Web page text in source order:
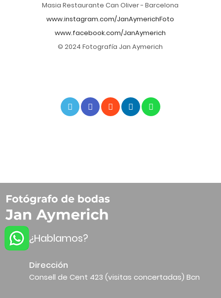
Masia Restaurante Can Oliver - Barcelona
www.instagram.com/JanAymerichFoto
www.facebook.com/JanAymerich
© 2024 Fotografía Jan Aymerich
¿Hablamos?
Dirección
Consell de Cent 423 (visitas concertadas) Bcn